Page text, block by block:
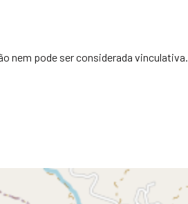
nem pode ser considerada vinculativa.